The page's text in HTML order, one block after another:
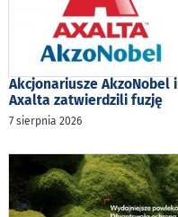
Akcjonariusze AkzoNobel i
Axalta zatwierdzili fuzję
7 sierpnia 2026